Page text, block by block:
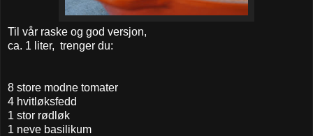
Til vår raske og god versjon,
ca. 1 liter, trenger du:
8 store modne tomater
4 hvitløksfedd
1 stor rødløk
1 neve basilikum